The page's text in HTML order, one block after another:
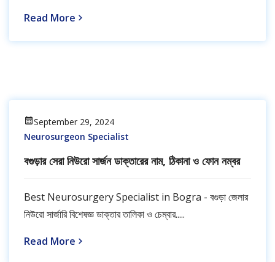
Read More
September 29, 2024
Neurosurgeon Specialist
বগুড়ার সেরা নিউরো সার্জন ডাক্তারের নাম, ঠিকানা ও ফোন নম্বর
Best Neurosurgery Specialist in Bogra - বগুড়া জেলার
নিউরো সার্জারি বিশেষজ্ঞ ডাক্তার তালিকা ও চেম্বার.....
Read More